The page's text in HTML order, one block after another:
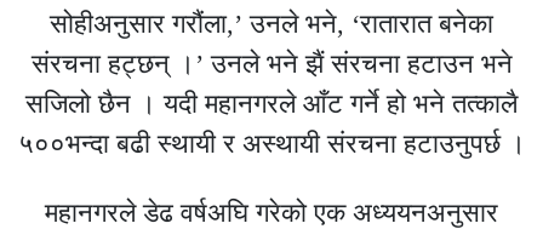
सोहीअनुसार गरौंला,’ उनले भने, ‘रातारात बनेका
संरचना हट्छन् ।’ उनले भने झैं संरचना हटाउन भने
सजिलो छैन । यदी महानगरले आँट गर्ने हो भने तत्कालै
५००भन्दा बढी स्थायी र अस्थायी संरचना हटाउनुपर्छ ।
महानगरले डेढ वर्षअघि गरेको एक अध्ययनअनुसार